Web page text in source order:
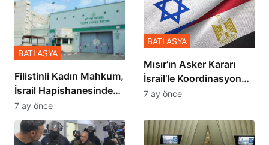
Filistinli Kadın Mahkum,
İsrail Hapishanesindeki
Zulmü Anlattı
BATI ASYA
7 ay önce
Mısır’ın Asker Kararı
İsrail’le Koordinasyon
İçinde Gerçekleşmiş
BATI ASYA
7 ay önce